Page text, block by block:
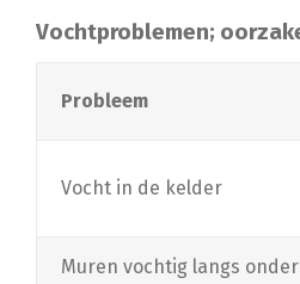
Vochtproblemen;
Probleem
Vocht in de kelder
Muren vochtig langs onder